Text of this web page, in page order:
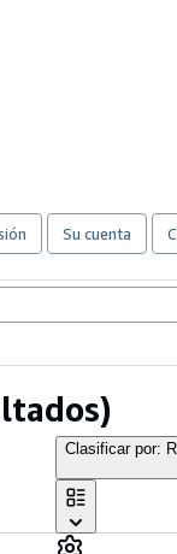
Su cuenta
Clasificar por: